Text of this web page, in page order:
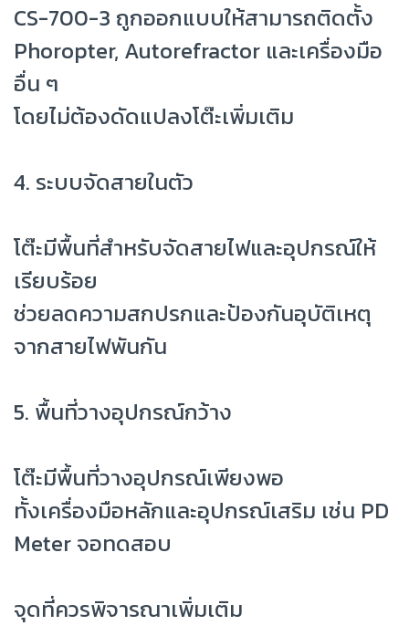
CS-700-3 ถูกออกแบบให้สามารถติดตั้ง
Phoropter, Autorefractor และเครื่องมือ
อื่น ๆ
โดยไม่ต้องดัดแปลงโต๊ะเพิ่มเติม
4. ระบบจัดสายในตัว
โต๊ะมีพื้นที่สำหรับจัดสายไฟและอุปกรณ์ให้
เรียบร้อย
ช่วยลดความสกปรกและป้องกันอุบัติเหตุ
จากสายไฟพันกัน
5. พื้นที่วางอุปกรณ์กว้าง
โต๊ะมีพื้นที่วางอุปกรณ์เพียงพอ
ทั้งเครื่องมือหลักและอุปกรณ์เสริม เช่น PD
Meter จอทดสอบ
จุดที่ควรพิจารณาเพิ่มเติม